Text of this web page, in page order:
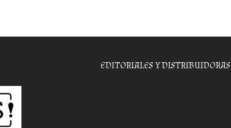
EDITORIALES Y DISTRIBUIDORAS